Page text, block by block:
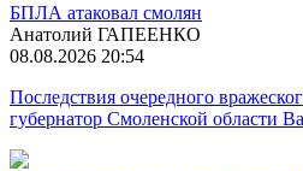
БПЛА атаковал смолян
Анатолий ГАПЕЕНКО
08.08.2026 20:54
Последствия очередного
губернатор Смоленской области